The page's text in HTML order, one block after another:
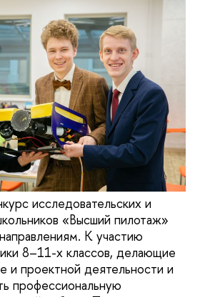
исследовательских и
«Высший пилотаж»
К участию
8–11-х классов, делающие
и проектной деятельности и
профессиональную